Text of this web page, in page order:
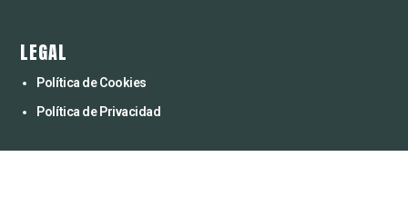
LEGAL
Política de Cookies
Política de Privacidad